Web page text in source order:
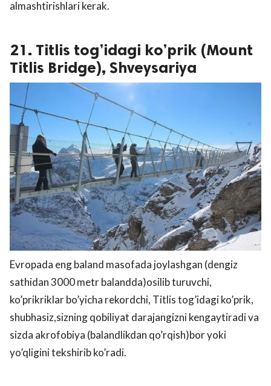
almashtirishlari kerak.
21. Titlis tog’idagi ko’prik (Mount
Titlis Bridge), Shveysariya
Evropada eng baland masofada joylashgan (dengiz
sathidan 3000 metr balandda)osilib turuvchi,
ko’prikriklar bo’yicha rekordchi, Titlis tog’idagi ko’prik,
shubhasiz,sizning qobiliyat darajangizni kengaytiradi va
sizda akrofobiya (balandlikdan qo’rqish)bor yoki
yo’qligini tekshirib ko’radi.